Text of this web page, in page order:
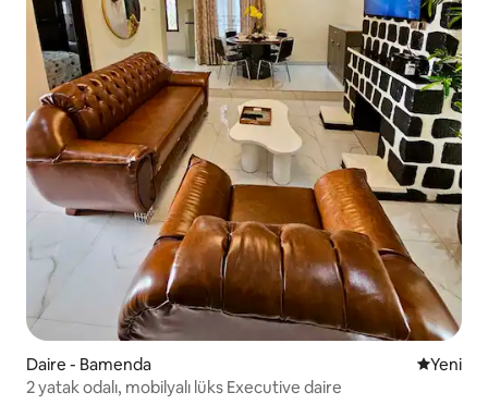
Daire - Bamenda Yeni
Yeni
2 yatak odalı, mobilyalı lüks Executive daire